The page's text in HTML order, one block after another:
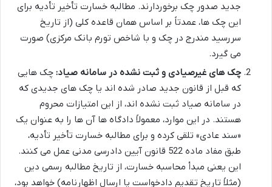
جدید صدور چک برخوردارند. مطالبه خسارت تأخیر تأدیه برای
این چک ها، عمدتاً بر اساس همان قاعده کلی (از تاریخ
سررسید مندرج در چک و با شاخص تورم بانک مرکزی) صورت
می گیرد.
چک های غیرصیادی و ثبت نشده در سامانه صیاد: چک هایی
که قبل از قانون جدید صادر شده اند یا چک های جدیدی که
در سامانه صیاد ثبت نشده اند، از این امتیازات محروم
هستند. در این موارد، معمولاً دادگاه ها آن ها را به عنوان یک
«سند عادی» تلقی کرده و برای مطالبه خسارت تأخیر تأدیه،
طبق مفاد ماده 522 قانون آیین دادرسی مدنی عمل می کنند.
این یعنی مبدأ محاسبه خسارت، از تاریخ مطالبه رسمی دین
(مثلاً تاریخ تقدیم دادخواست یا ارسال اظهارنامه) خواهد بود،